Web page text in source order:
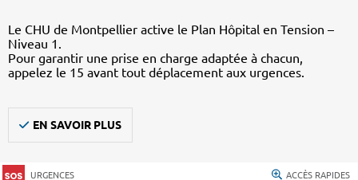
Le CHU de Montpellier active le Plan Hôpital en Tension –
Niveau 1.
Pour garantir une prise en charge adaptée à chacun,
appelez le 15 avant tout déplacement aux urgences.
EN SAVOIR PLUS
URGENCES ACCÈS RAPIDES